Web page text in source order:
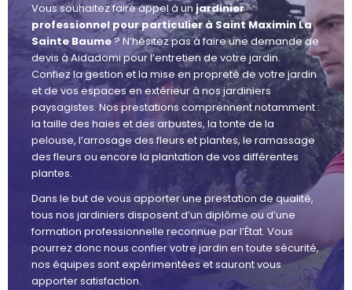
Vous souhaitez faire appel à un jardinier
professionnel pour particulier à Saint Maximin La
Sainte Baume? N’hésitez pas à faire une demande de
devis à Aidadomi pour l’entretien de votre jardin.
Confiez la gestion et la mise en propreté de votre jardin
et de vos espaces en extérieur à nos jardiniers
paysagistes. Nos prestations comprennent notamment :
la taille des haies et des arbustes, la tonte de la
pelouse, l’arrosage des fleurs et plantes, le ramassage
des fleurs ou encore la plantation de vos différentes
plantes.
Dans le but de vous apporter une prestation de qualité,
tous nos jardiniers disposent d’un diplôme ou d’une
formation professionnelle reconnue par l’État. Vous
pourrez donc nous confier votre jardin en toute sécurité,
nos équipes sont expérimentées et sauront vous
apporter satisfaction.